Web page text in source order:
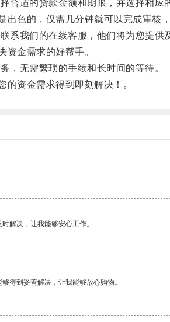
适的贷款金额和期限，并选择相应
色的，仅需几分钟就可以完成审核，
我们的在线客服，他们将为您提供
金需求的好帮手。
无需繁琐的手续和长时间的等待。
资金需求得到即刻解决！。
解决，让我能够安心工作。
得到妥善解决，让我能够放心购物。